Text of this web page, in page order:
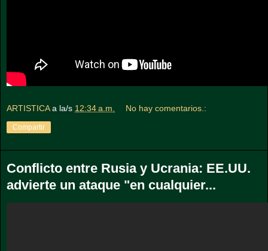
ARTISTICA a la/s 12:34 a.m. No hay comentarios.:
Compartir
Conflicto entre Rusia y Ucrania: EE.UU.
advierte un ataque "en cualquier...